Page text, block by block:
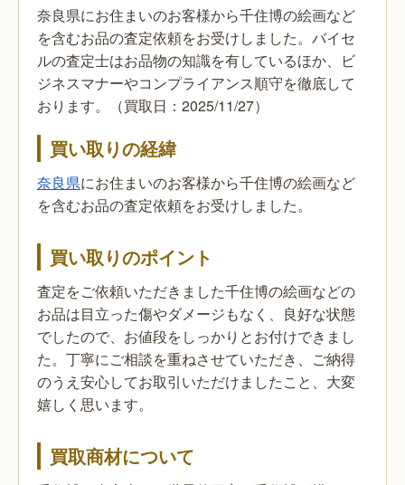
奈良県にお住まいのお客様から千住博の絵画など
を含むお品の査定依頼をお受けしました。バイセ
ルの査定士はお品物の知識を有しているほか、ビ
ジネスマナーやコンプライアンス順守を徹底して
おります。（買取日：2025/11/27）
買い取りの経緯
奈良県にお住まいのお客様から千住博の絵画など
を含むお品の査定依頼をお受けしました。
買い取りのポイント
査定をご依頼いただきました千住博の絵画などの
お品は目立った傷やダメージもなく、良好な状態
でしたので、お値段をしっかりとお付けできまし
た。丁寧にご相談を重ねさせていただき、ご納得
のうえ安心してお取引いただけましたこと、大変
嬉しく思います。
買取商材について